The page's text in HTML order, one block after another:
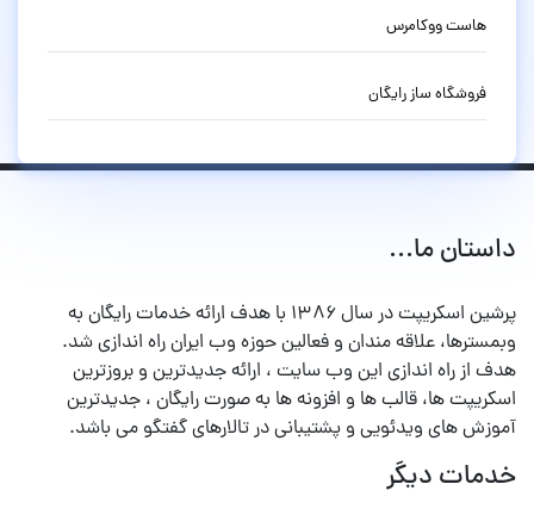
هاست ووکامرس
فروشگاه ساز رایگان
داستان ما...
پرشین اسکریپت در سال ۱۳۸۶ با هدف ارائه خدمات رایگان به
وبمسترها، علاقه مندان و فعالین حوزه وب ایران راه اندازی شد.
هدف از راه اندازی این وب سایت ، ارائه جدیدترین و بروزترین
اسکریپت ها، قالب ها و افزونه ها به صورت رایگان ، جدیدترین
آموزش های ویدئویی و پشتیبانی در تالارهای گفتگو می باشد.
خدمات دیگر